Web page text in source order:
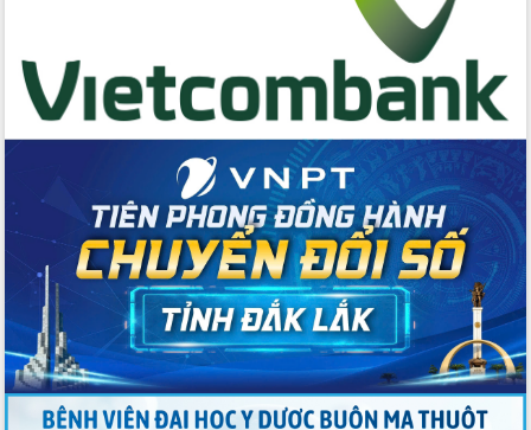
hai con số trong năm 2026
Tổ chức trang trọng Lễ hội Đền thờ
Lương Văn Chánh năm 2026
Huy giữ chức Bí thư Đảng ủy Ủy Ban
Nhân dân tỉnh
Bệnh án điện tử thúc đẩy chuyển đổi
số y tế tại Đắk Lắk
Chuyển đổi số thư viện: Mở rộng
không gian tri thức trong thời đại số
Đánh giá, rút kinh nghiệm công tác tổ
chức diễn tập trước ngày bầu cử
Chương trình “Gặp gỡ hữu nghị –
Friendship Meeting New Year 2026”